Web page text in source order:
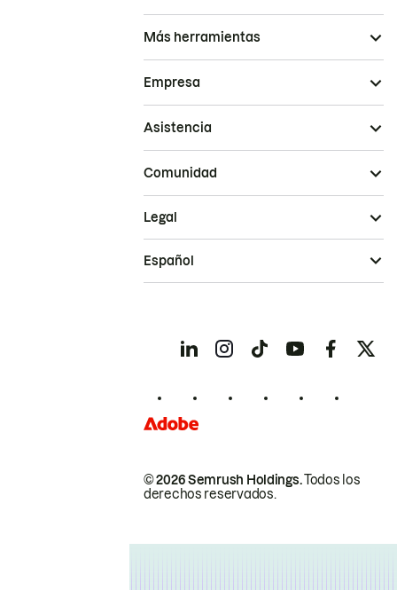
Más herramientas
Empresa
Asistencia
Comunidad
© 2026 Semrush Holdings.Todos los
derechos reservados.
Legal
Español